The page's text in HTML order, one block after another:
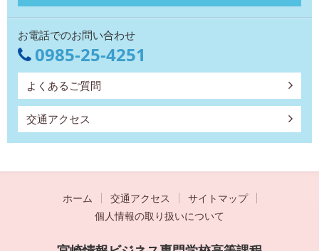
お電話でのお問い合わせ
0985-25-4251
よくあるご質問
交通アクセス
ホーム 交通アクセス
サイトマップ
個人情報の取り扱いについて